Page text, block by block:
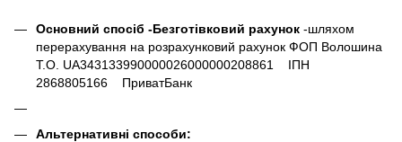
Основний спосіб -Безготівковий рахунок -шляхом
перерахування на розрахунковий рахунок ФОП Волошина
Т.О. UA343133990000026000000208861 ІПН
2868805166 ПриватБанк
Альтернативні способи: